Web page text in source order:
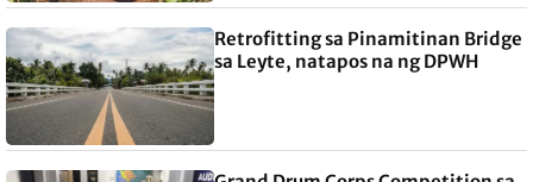
Retrofitting sa Pinamitinan Bridge
sa Leyte, natapos na ng DPWH